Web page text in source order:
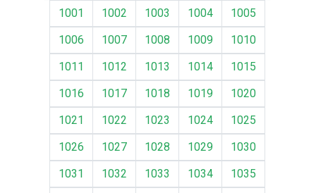
1001
1002 1003 1004
1005
1006
1007 1008 1009
1010
1011
1012 1013 1014
1015
1016
1017 1018 1019
1020
1021
1022 1023 1024
1025
1026
1027 1028 1029
1030
1031
1032 1033 1034
1035